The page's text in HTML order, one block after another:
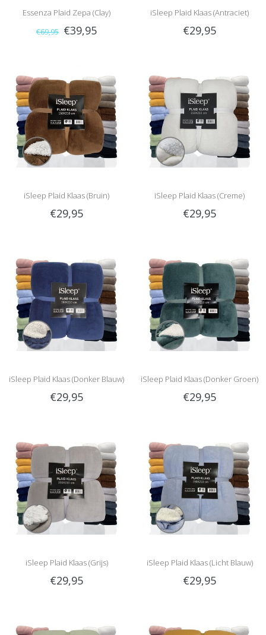
Essenza Plaid Zepa (Clay)
€69,95 €39,95
iSleep Plaid Klaas (Antraciet)
€29,95
iSleep Plaid Klaas (Bruin)
€29,95
iSleep Plaid Klaas (Creme)
€29,95
iSleep Plaid Klaas (Donker Blauw)
€29,95
iSleep Plaid Klaas (Donker Groen)
€29,95
iSleep Plaid Klaas (Grijs)
€29,95
iSleep Plaid Klaas (Licht Blauw)
€29,95